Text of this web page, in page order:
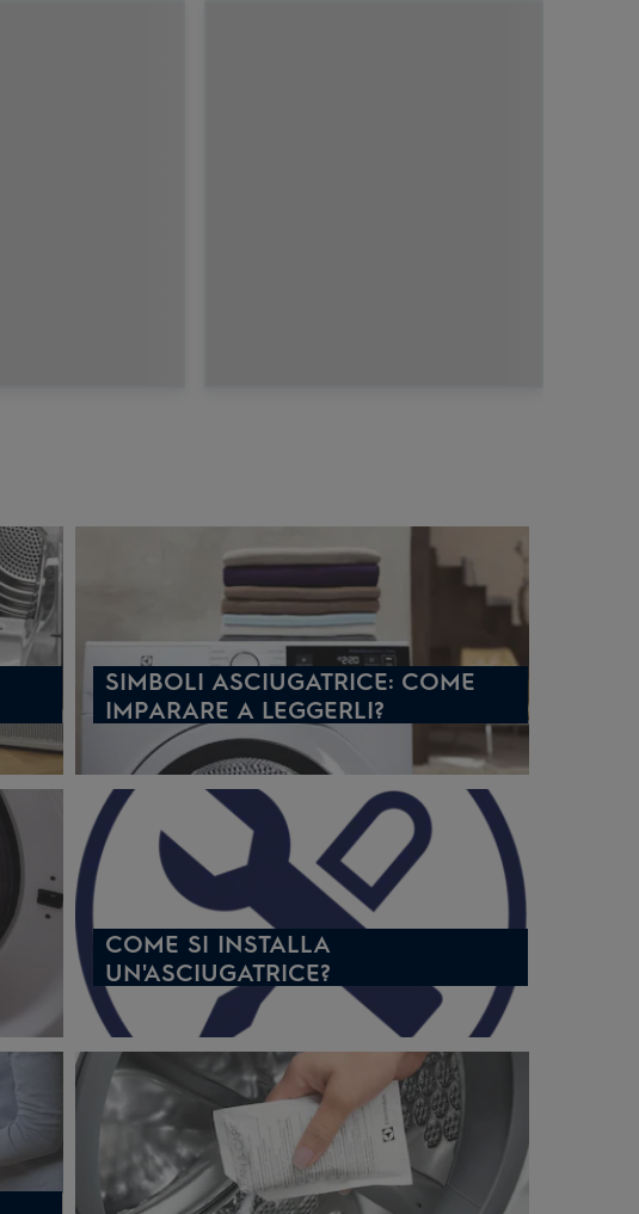
SIMBOLI ASCIUGATRICE: COME
IMPARARE A LEGGERLI?
COME SI INSTALLA
UN'ASCIUGATRICE?